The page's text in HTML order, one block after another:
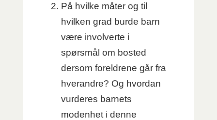
På hvilke måter og til
hvilken grad burde barn
være involverte i
spørsmål om bosted
dersom foreldrene går fra
hverandre? Og hvordan
vurderes barnets
modenhet i denne